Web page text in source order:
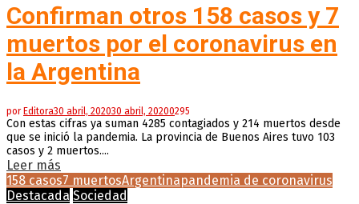
Confirman otros 158 casos y 7
muertos por el coronavirus en
la Argentina
porEditora30 abril, 202030 abril, 20200295
Con estas cifras ya suman 4285 contagiados y 214 muertos desde
que se inició la pandemia. La provincia de Buenos Aires tuvo 103
casos y 2 muertos....
Leer más
158 casos7 muertosArgentinapandemia de coronavirus
Destacada Sociedad